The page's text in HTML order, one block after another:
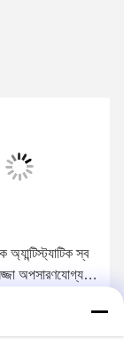
স্ব
অপসারণযোগ্য
সেরা মূল্য পান